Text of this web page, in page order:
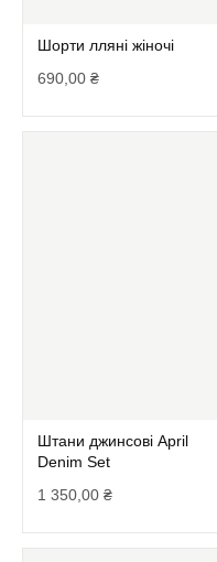
Шорти лляні жіночі
690,00 ₴
Штани джинсові April
Denim Set
1 350,00 ₴